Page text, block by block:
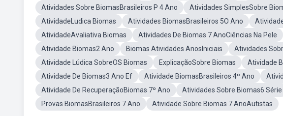
Atividades Sobre BiomasBrasileiros P 4 Ano
Atividades SimplesSobre
AtividadeLudica Biomas
Atividades BiomasBrasileiros 5O Ano
AtividadeAvaliativa Biomas
Atividades De Biomas 7 AnoCiências Na Pele
Atividade Biomas2 Ano
Biomas Atividades AnosIniciais
Atividades
Atividade Lúdica SobreOS Biomas
ExplicaçãoSobre Biomas
Atividade
Atividade De Biomas3 Ano Ef
Atividade BiomasBrasileiros 4º Ano
Atividade De RecuperaçãoBiomas 7º Ano
Atividades Sobre Biomas6 Série
Provas BiomasBrasileiros 7 Ano
Atividade Sobre Biomas 7 AnoAutistas